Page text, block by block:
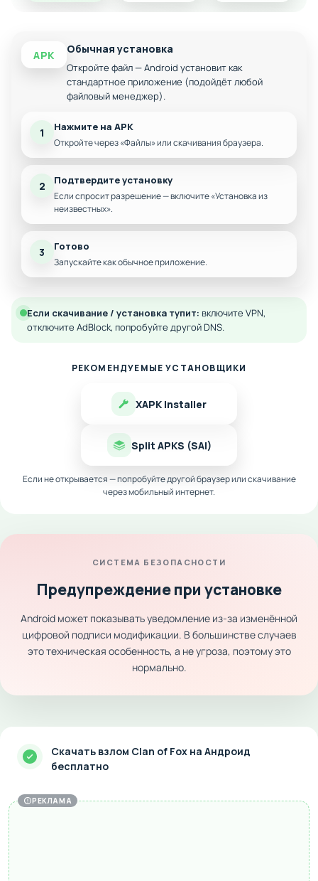
Полный доступ ко всем игровым функциям без
APK Обычная установка
Откройте файл — Android установит как
стандартное приложение (подойдёт любой
файловый менеджер).
1 Нажмите на APK
Откройте через «Файлы» или скачивания браузера.
2 Подтвердите установку
Если спросит разрешение — включите «Установка из
неизвестных».
3 Готово
Запускайте как обычное приложение.
Если скачивание / установка тупит: включите VPN,
отключите AdBlock, попробуйте другой DNS.
РЕКОМЕНДУЕМЫЕ УСТАНОВЩИКИ
XAPK Installer
Split APKS (SAI)
Если не открывается — попробуйте другой браузер или скачивание
через мобильный интернет.
СИСТЕМА БЕЗОПАСНОСТИ
Предупреждение при установке
Android может показывать уведомление из-за изменённой
цифровой подписи модификации. В большинстве случаев
это техническая особенность, а не угроза, поэтому это
нормально.
Скачать взлом Clan of Fox на Андроид
бесплатно
РЕКЛАМА